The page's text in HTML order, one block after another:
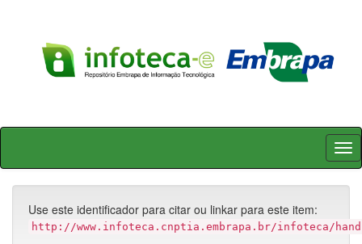
Skip
Use este identificador para citar ou linkar para este item:
http://www.infoteca.cnptia.embrapa.br/infoteca/